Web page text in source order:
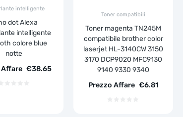
intelligente
dot Alexa
intelligente
colore blue
notte
€38.65
Affare
Toner compatibili
Toner magenta TN245M
compatibile brother color
laserjet HL-3140CW 3150
3170 DCP9020 MFC9130
9140 9330 9340
€6.81
Prezzo Affare